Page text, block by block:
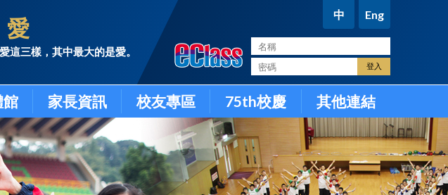
愛
這三樣，其中最大的是愛。
中 Eng
館 家長資訊 校友專區 75th校慶 其他連結